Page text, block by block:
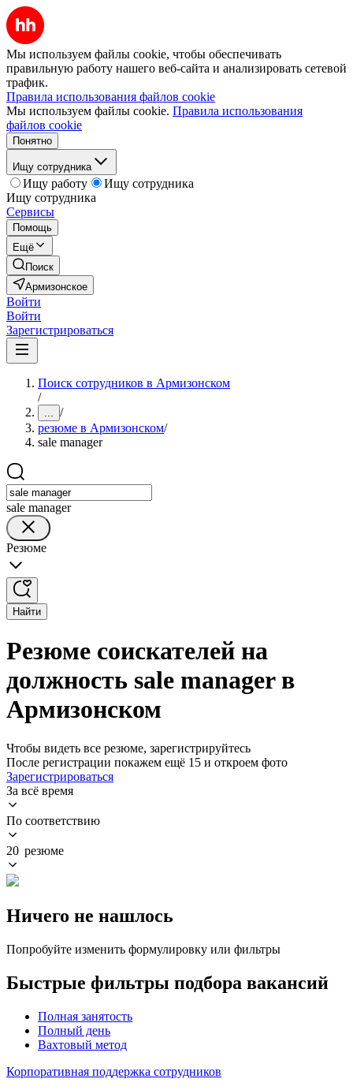
Мы используем файлы cookie, чтобы обеспечивать
правильную работу нашего веб-сайта и анализировать сетевой
трафик.
Правила использования файлов cookie
Мы используем файлы cookie. Правила использования
файлов cookie
Понятно
Ищу сотрудника
Ищу работу
Ищу сотрудника
Ищу сотрудника
Сервисы
Помощь
Ещё
Поиск
Армизонское
Войти
Войти
Зарегистрироваться
Поиск сотрудников в Армизонском
/
... /
резюме в Армизонском/
sale manager
sale manager
Резюме
Найти
Резюме соискателей на
должность sale manager в
Армизонском
Чтобы видеть все резюме, зарегистрируйтесь
После регистрации покажем ещё 15 и откроем фото
Зарегистрироваться
За всё время
По соответствию
20 резюме
Ничего не нашлось
Попробуйте изменить формулировку или фильтры
Быстрые фильтры подбора вакансий
Полная занятость
Полный день
Вахтовый метод
Корпоративная поддержка сотрудников